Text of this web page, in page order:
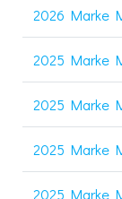
2026 Marke
2025 Marke
2025 Marke
2025 Marke
2025 Marke